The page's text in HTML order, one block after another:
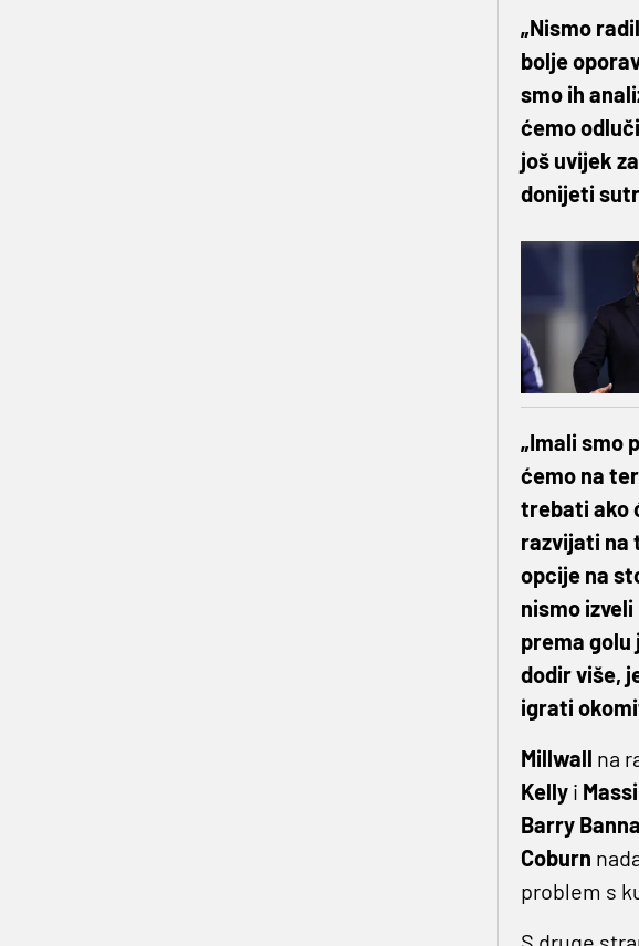
„Nismo
bolje
smo ih
ćemo
još uvijek
donijeti
„Imali smo
ćemo na
trebati ako
razvijati na
opcije na
nismo
prema golu
dodir više,
igrati
Millwall na
Kellyi
Barry
Coburn
problem s